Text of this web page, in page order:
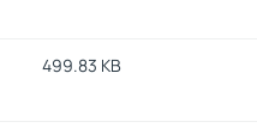
499.83 KB